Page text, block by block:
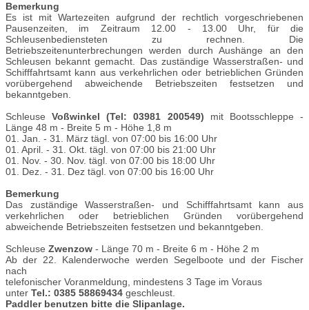
Bemerkung
Es ist mit Wartezeiten aufgrund der rechtlich vorgeschriebenen
Pausenzeiten, im Zeitraum 12.00 - 13.00 Uhr, für die
Schleusenbediensteten zu rechnen. Die
Betriebszeitenunterbrechungen werden durch Aushänge an den
Schleusen bekannt gemacht. Das zuständige Wasserstraßen- und
Schifffahrtsamt kann aus verkehrlichen oder betrieblichen Gründen
vorübergehend abweichende Betriebszeiten festsetzen und
bekanntgeben.
SchleuseVoßwinkel (Tel: 03981 200549) mit Bootsschleppe -
Länge 48 m - Breite 5 m - Höhe 1,8 m
01. Jan. - 31. März tägl. von 07:00 bis 16:00 Uhr
01. April. - 31. Okt. tägl. von 07:00 bis 21:00 Uhr
01. Nov. - 30. Nov. tägl. von 07:00 bis 18:00 Uhr
01. Dez. - 31. Dez tägl. von 07:00 bis 16:00 Uhr
Bemerkung
Das zuständige Wasserstraßen- und Schifffahrtsamt kann aus
verkehrlichen oder betrieblichen Gründen vorübergehend
abweichende Betriebszeiten festsetzen und bekanntgeben.
Schleuse Zwenzow - Länge 70 m - Breite 6 m - Höhe 2 m
Ab der 22. Kalenderwoche werden Segelboote und der Fischer
nach
telefonischer Voranmeldung, mindestens 3 Tage im Voraus
unter Tel.: 0385 58869434 geschleust.
Paddler benutzen bitte die Slipanlage.